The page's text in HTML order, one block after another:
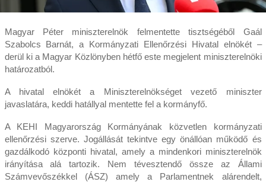
Magyar Péter miniszterelnök felmentette tisztségéből Gaál
Szabolcs Barnát, a Kormányzati Ellenőrzési Hivatal elnökét –
derül ki a Magyar Közlönyben hétfő este megjelent miniszterelnöki
határozatból.
A hivatal elnökét a Miniszterelnökséget vezető miniszter
javaslatára, keddi hatállyal mentette fel a kormányfő.
A KEHI Magyarország Kormányának közvetlen kormányzati
ellenőrzési szerve. Jogállását tekintve egy önállóan működő és
gazdálkodó központi hivatal, amely a mindenkori miniszterelnök
irányítása alá tartozik. Nem tévesztendő össze az Állami
Számvevőszékkel (ÁSZ) amely a Parlamentnek alárendelt,